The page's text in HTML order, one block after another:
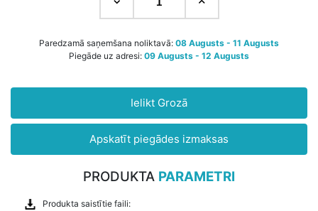
Paredzamā saņemšana noliktavā: 08 Augusts - 11 Augusts
Piegāde uz adresi: 09 Augusts - 12 Augusts
Ielikt Grozā
Apskatīt piegādes izmaksas
PRODUKTA PARAMETRI
Produkta saistītie faili: